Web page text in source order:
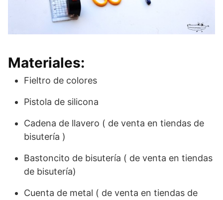
Materiales:
Fieltro de colores
Pistola de silicona
Cadena de llavero ( de venta en tiendas de
bisutería )
Bastoncito de bisutería ( de venta en tiendas
de bisutería)
Cuenta de metal ( de venta en tiendas de